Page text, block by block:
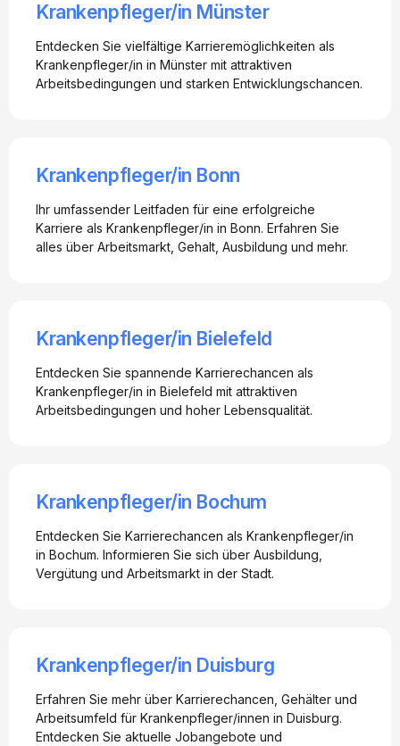
Krankenpfleger/in Münster
Entdecken Sie vielfältige Karrieremöglichkeiten als
Krankenpfleger/in in Münster mit attraktiven
Arbeitsbedingungen und starken Entwicklungschancen.
Krankenpfleger/in Bonn
Ihr umfassender Leitfaden für eine erfolgreiche
Karriere als Krankenpfleger/in in Bonn. Erfahren Sie
alles über Arbeitsmarkt, Gehalt, Ausbildung und mehr.
Krankenpfleger/in Bielefeld
Entdecken Sie spannende Karrierechancen als
Krankenpfleger/in in Bielefeld mit attraktiven
Arbeitsbedingungen und hoher Lebensqualität.
Krankenpfleger/in Bochum
Entdecken Sie Karrierechancen als Krankenpfleger/in
in Bochum. Informieren Sie sich über Ausbildung,
Vergütung und Arbeitsmarkt in der Stadt.
Krankenpfleger/in Duisburg
Erfahren Sie mehr über Karrierechancen, Gehälter und
Arbeitsumfeld für Krankenpfleger/innen in Duisburg.
Entdecken Sie aktuelle Jobangebote und